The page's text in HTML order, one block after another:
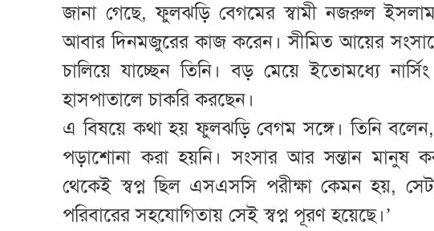
জানা গেছে, ফুলঝড়ি বেগমের স্বামী নজরুল
আবার দিনমজুরের কাজ করেন। সীমিত আয়ের
চালিয়ে যাচ্ছেন তিনি। বড় মেয়ে ইতোমধ্যে
হাসপাতালে চাকরি করছেন।
এ বিষয়ে কথা হয় ফুলঝড়ি বেগম সঙ্গে। তিনি
পড়াশোনা করা হয়নি। সংসার আর সন্তান মানুষ
থেকেই স্বপ্ন ছিল এসএসসি পরীক্ষা কেমন হয়,
পরিবারের সহযোগিতায় সেই স্বপ্ন পূরণ হয়েছে।’